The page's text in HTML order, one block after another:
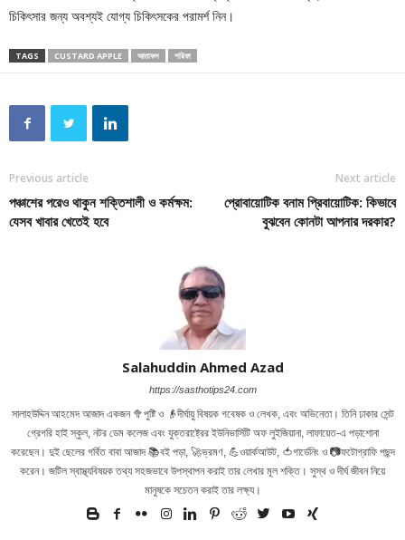
চিকিৎসার জন্য অবশ্যই যোগ্য চিকিৎসকের পরামর্শ নিন।
TAGS CUSTARD APPLE আতাফল শরিফা
Previous article
পঞ্চাশের পরেও থাকুন শক্তিশালী ও কর্মক্ষম:
যেসব খাবার খেতেই হবে
Next article
প্রোবায়োটিক বনাম প্রিবায়োটিক: কিভাবে
বুঝবেন কোনটা আপনার দরকার?
Salahuddin Ahmed Azad
https://sasthotips24.com
সালাহউদ্দিন আহমেদ আজাদ একজন 🥦পুষ্টি ও 👴দীর্ঘায়ু বিষয়ক গবেষক ও লেখক, এবং অভিনেতা। তিনি ঢাকার সেন্ট
গ্রেগরি হাই স্কুল, নটর ডেম কলেজ এবং যুক্তরাষ্ট্রের ইউনিভার্সিটি অফ লুইজিয়ানা, লাফায়েত-এ পড়াশোনা
করেছেন। দুই ছেলের গর্বিত বাবা আজাদ 📚বই পড়া, 🚀ভ্রমণ, 💪ওয়ার্কআউট, 🍅গার্ডেনিং ও 📷ফটোগ্রাফি পছন্দ
করেন। জটিল স্বাস্থ্যবিষয়ক তথ্য সহজভাবে উপস্থাপন করাই তার লেখার মূল শক্তি। সুস্থ ও দীর্ঘ জীবন নিয়ে
মানুষকে সচেতন করাই তার লক্ষ্য।